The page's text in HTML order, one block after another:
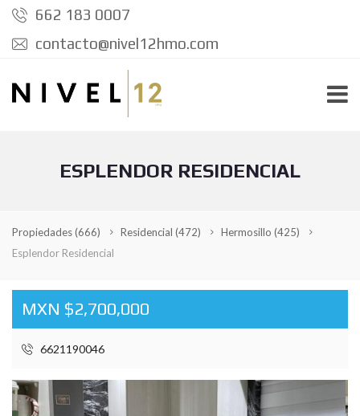
662 183 0007
contacto@nivel12hmo.com
ESPLENDOR RESIDENCIAL
Propiedades(666) Residencial (472) Hermosillo (425)
Esplendor Residencial
MXN $2,700,000
6621190046